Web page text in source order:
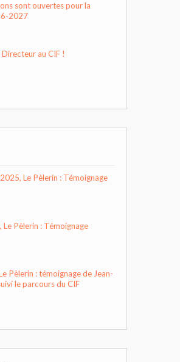
sont ouvertes pour la
2027
au CIF !
Le Pèlerin : Témoignage
Le Pèlerin : Témoignage
Pèlerin : témoignage de Jean-
le parcours du CIF